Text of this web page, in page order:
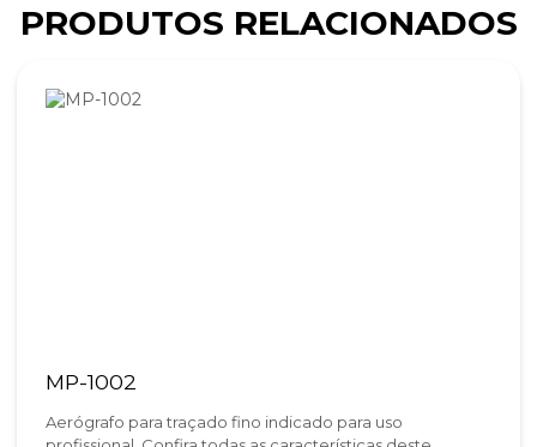
PRODUTOS RELACIONADOS
MP-1002
Aerógrafo para traçado fino indicado para uso